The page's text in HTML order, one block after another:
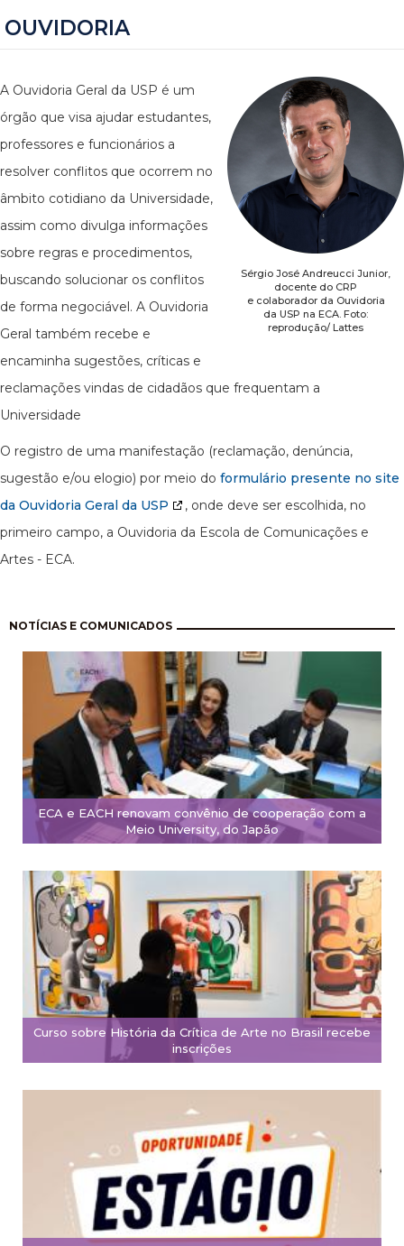
OUVIDORIA
Sérgio José Andreucci Junior,
docente do CRP
e colaborador da Ouvidoria
da USP na ECA. Foto:
reprodução/ Lattes
A Ouvidoria Geral da USP é um
órgão que visa ajudar estudantes,
professores e funcionários a
resolver conflitos que ocorrem no
âmbito cotidiano da Universidade,
assim como divulga informações
sobre regras e procedimentos,
buscando solucionar os conflitos
de forma negociável. A Ouvidoria
Geral também recebe e
encaminha sugestões, críticas e
reclamações vindas de cidadãos que frequentam a
Universidade
O registro de uma manifestação (reclamação, denúncia,
sugestão e/ou elogio) por meio do formulário presente no site
da Ouvidoria Geral da USP
, onde deve ser escolhida, no
primeiro campo, a Ouvidoria da Escola de Comunicações e
Artes - ECA.
NOTÍCIAS E COMUNICADOS
ECA e EACH renovam convênio de cooperação com a
Meio University, do Japão
Curso sobre História da Crítica de Arte no Brasil recebe
inscrições
Pagination